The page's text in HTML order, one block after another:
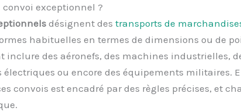
convoi exceptionnel ?
désignent des transports de
habituelles en termes de dimensions ou de
inclure des aéronefs, des machines industrielles,
ou encore des équipements militaires.
convois est encadré par des règles précises, et